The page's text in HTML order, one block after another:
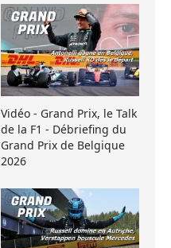
Vidéo - Grand Prix, le Talk
de la F1 - Débriefing du
Grand Prix de Belgique
2026